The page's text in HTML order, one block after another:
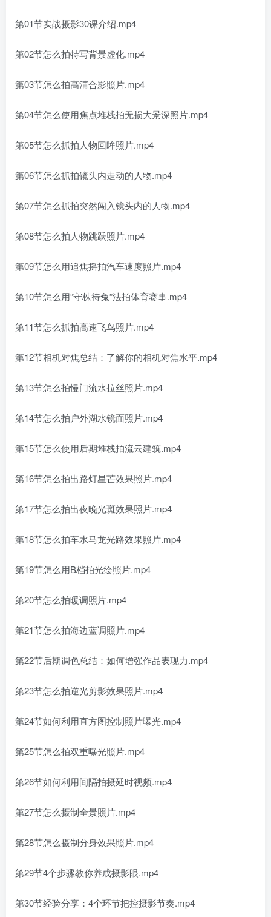
第01节实战摄影30课介绍.mp4
第02节怎么拍特写背景虚化.mp4
第03节怎么拍高清合影照片.mp4
第04节怎么使用焦点堆栈拍无损大景深照片.mp4
第05节怎么抓拍人物回眸照片.mp4
第06节怎么抓拍镜头内走动的人物.mp4
第07节怎么抓拍突然闯入镜头内的人物.mp4
第08节怎么拍人物跳跃照片.mp4
第09节怎么用追焦摇拍汽车速度照片.mp4
第10节怎么用“守株待兔”法拍体育赛事.mp4
第11节怎么抓拍高速飞鸟照片.mp4
第12节相机对焦总结：了解你的相机对焦水平.mp4
第13节怎么拍慢门流水拉丝照片.mp4
第14节怎么拍户外湖水镜面照片.mp4
第15节怎么使用后期堆栈拍流云建筑.mp4
第16节怎么拍出路灯星芒效果照片.mp4
第17节怎么拍出夜晚光斑效果照片.mp4
第18节怎么拍车水马龙光路效果照片.mp4
第19节怎么用B档拍光绘照片.mp4
第20节怎么拍暖调照片.mp4
第21节怎么拍海边蓝调照片.mp4
第22节后期调色总结：如何增强作品表现力.mp4
第23节怎么拍逆光剪影效果照片.mp4
第24节如何利用直方图控制照片曝光.mp4
第25节怎么拍双重曝光照片.mp4
第26节如何利用间隔拍摄延时视频.mp4
第27节怎么摄制全景照片.mp4
第28节怎么摄制分身效果照片.mp4
第29节4个步骤教你养成摄影眼.mp4
第30节经验分享：4个环节把控摄影节奏.mp4